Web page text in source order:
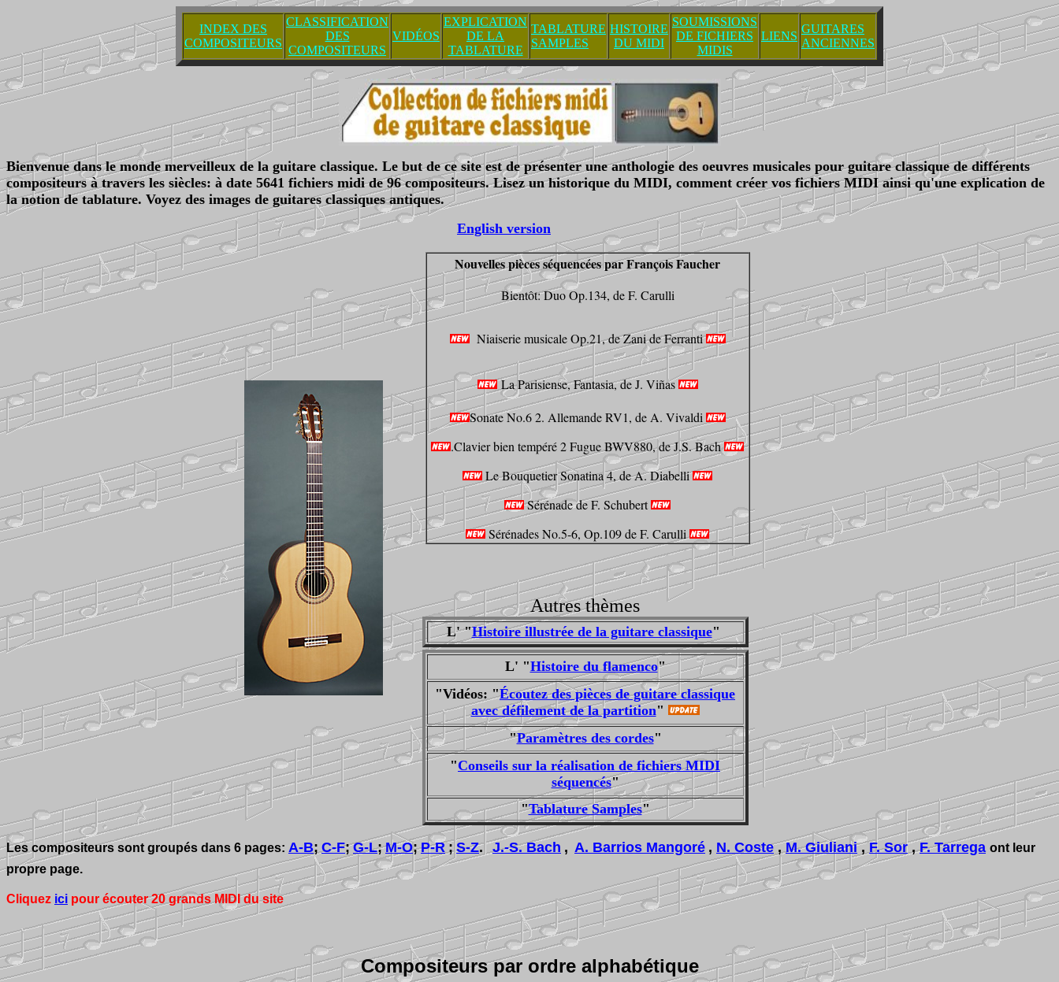
INDEX DES
COMPOSITEURS
CLASSIFICATION
DES
COMPOSITEURS
VIDÉOS
EXPLICATION
DE LA
TABLATURE
TABLATURE
SAMPLES
HISTOIRE
DU MIDI
SOUMISSIONS
DE FICHIERS
MIDIS
LIENS
GUITARES
ANCIENNES
Bienvenue dans le monde merveilleux de la guitare classique. Le but de ce site est de présenter une anthologie des oeuvres musicales pour guitare classique de différents
compositeurs à travers les siècles: à date 5641 fichiers midi de 96 compositeurs. Lisez un historique du MIDI, comment créer vos fichiers MIDI ainsi qu'une explication de
la notion de tablature. Voyez des images de guitares classiques antiques.
English version
Nouvelles pièces séquencées par François Faucher
Bientôt: Duo Op.134, de F. Carulli
Niaiserie musicale Op.21, de Zani de Ferranti
La Parisiense, Fantasia, de J. Viñas
Sonate No.6 2. Allemande RV1, de A. Vivaldi
.Clavier bien tempéré 2 Fugue BWV880, de J.S. Bach
Le Bouquetier Sonatina 4, de A. Diabelli
Sérénade de F. Schubert
Sérénades No.5-6, Op.109 de F. Carulli
Autres thèmes
L' "Histoire illustrée de la guitare classique"
L' "Histoire du flamenco"
"Vidéos: "Écoutez des pièces de guitare classique
avec défilement de la partition"
"Paramètres des cordes"
"Conseils sur la réalisation de fichiers MIDI
séquencés"
"Tablature Samples"
Les compositeurs sont groupés dans 6 pages: A-B; C-F; G-L; M-O; P-R ; S-Z. J.-S. Bach , A. Barrios Mangoré , N. Coste,M. Giuliani,F. Sor,F. Tarrega ont leur
propre page.
Cliquez ici pour écouter 20 grands MIDI du site
Compositeurs par ordre alphabétique